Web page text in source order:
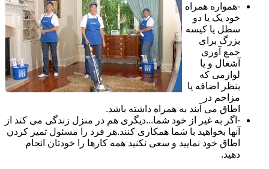
-همواره همراه
خود یک یا دو
سطل یا کیسه
بزرگ برای
جمع آوری
آشغال و یا
لوازمی که
بنظر اضافه یا
مزاحم در
اطاق می آیند به همراه داشته باشد.
-اگر به غیر از خود شما...دیگری هم در منزل زندگی می کند از
آنها بخواهید با شما همکاری کنند.هر فرد را مسئول تمیز کردن
اطاق خود نمایید و سعی نکنید همه کارها را خودتان انجام
دهید.